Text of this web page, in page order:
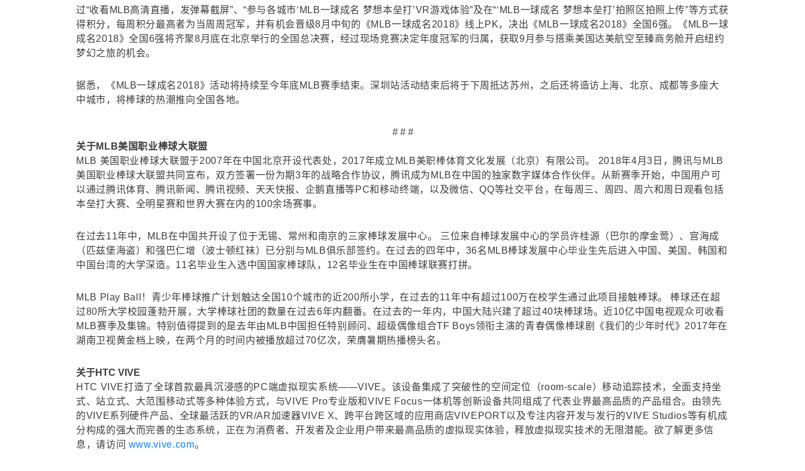
过“收看MLB高清直播，发弹幕截屏”、“参与各城市‘MLB一球成名 梦想本垒打’VR游戏体验”及在“‘MLB一球成名 梦想本垒打’拍照区拍照上传”等方式获
得积分，每周积分最高者为当周周冠军，并有机会晋级8月中旬的《MLB一球成名2018》线上PK，决出《MLB一球成名2018》全国6强。《MLB一球
成名2018》全国6强将齐聚8月底在北京举行的全国总决赛，经过现场竞赛决定年度冠军的归属，获取9月参与搭乘美国达美航空至臻商务舱开启纽约
梦幻之旅的机会。
据悉，《MLB一球成名2018》活动将持续至今年底MLB赛季结束。深圳站活动结束后将于下周抵达苏州，之后还将造访上海、北京、成都等多座大
中城市，将棒球的热潮推向全国各地。
# # #
关于MLB美国职业棒球大联盟
MLB 美国职业棒球大联盟于2007年在中国北京开设代表处，2017年成立MLB美职棒体育文化发展（北京）有限公司。 2018年4月3日，腾讯与MLB
美国职业棒球大联盟共同宣布，双方签署一份为期3年的战略合作协议，腾讯成为MLB在中国的独家数字媒体合作伙伴。从新赛季开始，中国用户可
以通过腾讯体育、腾讯新闻、腾讯视频、天天快报、企鹅直播等PC和移动终端，以及微信、QQ等社交平台，在每周三、周四、周六和周日观看包括
本垒打大赛、全明星赛和世界大赛在内的100余场赛事。
在过去11年中，MLB在中国共开设了位于无锡、常州和南京的三家棒球发展中心。 三位来自棒球发展中心的学员许桂源（巴尔的摩金莺）、宫海成
（匹兹堡海盗）和强巴仁增（波士顿红袜）已分别与MLB俱乐部签约。在过去的四年中，36名MLB棒球发展中心毕业生先后进入中国、美国、韩国和
中国台湾的大学深造。11名毕业生入选中国国家棒球队，12名毕业生在中国棒球联赛打拼。
MLB Play Ball！青少年棒球推广计划触达全国10个城市的近200所小学，在过去的11年中有超过100万在校学生通过此项目接触棒球。 棒球还在超
过80所大学校园蓬勃开展，大学棒球社团的数量在过去6年内翻番。在过去的一年内，中国大陆兴建了超过40块棒球场。近10亿中国电视观众可收看
MLB赛季及集锦。特别值得提到的是去年由MLB中国担任特别顾问、超级偶像组合TF Boys领衔主演的青春偶像棒球剧《我们的少年时代》2017年在
湖南卫视黄金档上映，在两个月的时间内被播放超过70亿次，荣膺暑期热播榜头名。
关于HTC VIVE
HTC VIVE打造了全球首款最具沉浸感的PC端虚拟现实系统——VIVE。该设备集成了突破性的空间定位（room-scale）移动追踪技术，全面支持坐
式、站立式、大范围移动式等多种体验方式，与VIVE Pro专业版和VIVE Focus一体机等创新设备共同组成了代表业界最高品质的产品组合。由领先
的VIVE系列硬件产品、全球最活跃的VR/AR加速器VIVE X、跨平台跨区域的应用商店VIVEPORT以及专注内容开发与发行的VIVE Studios等有机成
分构成的强大而完善的生态系统，正在为消费者、开发者及企业用户带来最高品质的虚拟现实体验，释放虚拟现实技术的无限潜能。欲了解更多信
息，请访问 www.vive.com。